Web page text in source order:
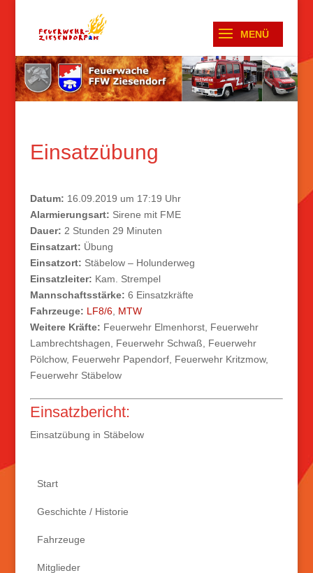
Einsatzübung
Datum: 16.09.2019 um 17:19 Uhr
Alarmierungsart: Sirene mit FME
Dauer: 2 Stunden 29 Minuten
Einsatzart: Übung
Einsatzort: Stäbelow – Holunderweg
Einsatzleiter: Kam. Strempel
Mannschaftsstärke: 6 Einsatzkräfte
Fahrzeuge: LF8/6, MTW
Weitere Kräfte: Feuerwehr Elmenhorst, Feuerwehr
Lambrechtshagen, Feuerwehr Schwaß, Feuerwehr
Pölchow, Feuerwehr Papendorf, Feuerwehr Kritzmow,
Feuerwehr Stäbelow
Einsatzbericht:
Einsatzübung in Stäbelow
Start
Geschichte / Historie
Fahrzeuge
Mitglieder